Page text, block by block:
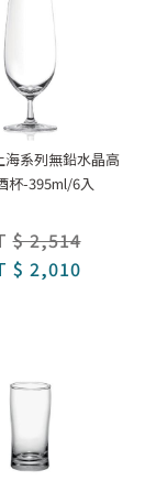
海系列無鉛水晶高
杯-395ml/6入
$ 2,514
$ 2,010